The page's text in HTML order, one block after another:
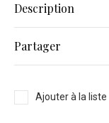
Description
Partager
Ajouter à la